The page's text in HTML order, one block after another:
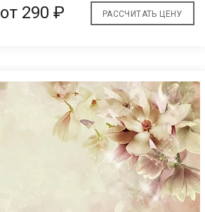
от290 ₽ РАССЧИТАТЬ ЦЕНУ